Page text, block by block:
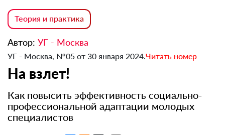
Теория и практика
Автор: УГ - Москва
УГ - Москва, №05 от 30 января 2024.Читать номер
На взлет!
Как повысить эффективность социально-
профессиональной адаптации молодых
специалистов